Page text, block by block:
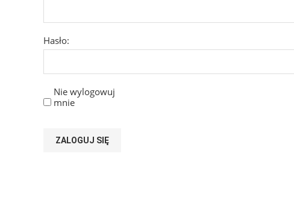
Hasło:
Nie wylogowuj
mnie
ZALOGUJ SIĘ